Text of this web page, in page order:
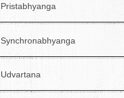
Pristabhyanga
Synchronabhyanga
Udvartana